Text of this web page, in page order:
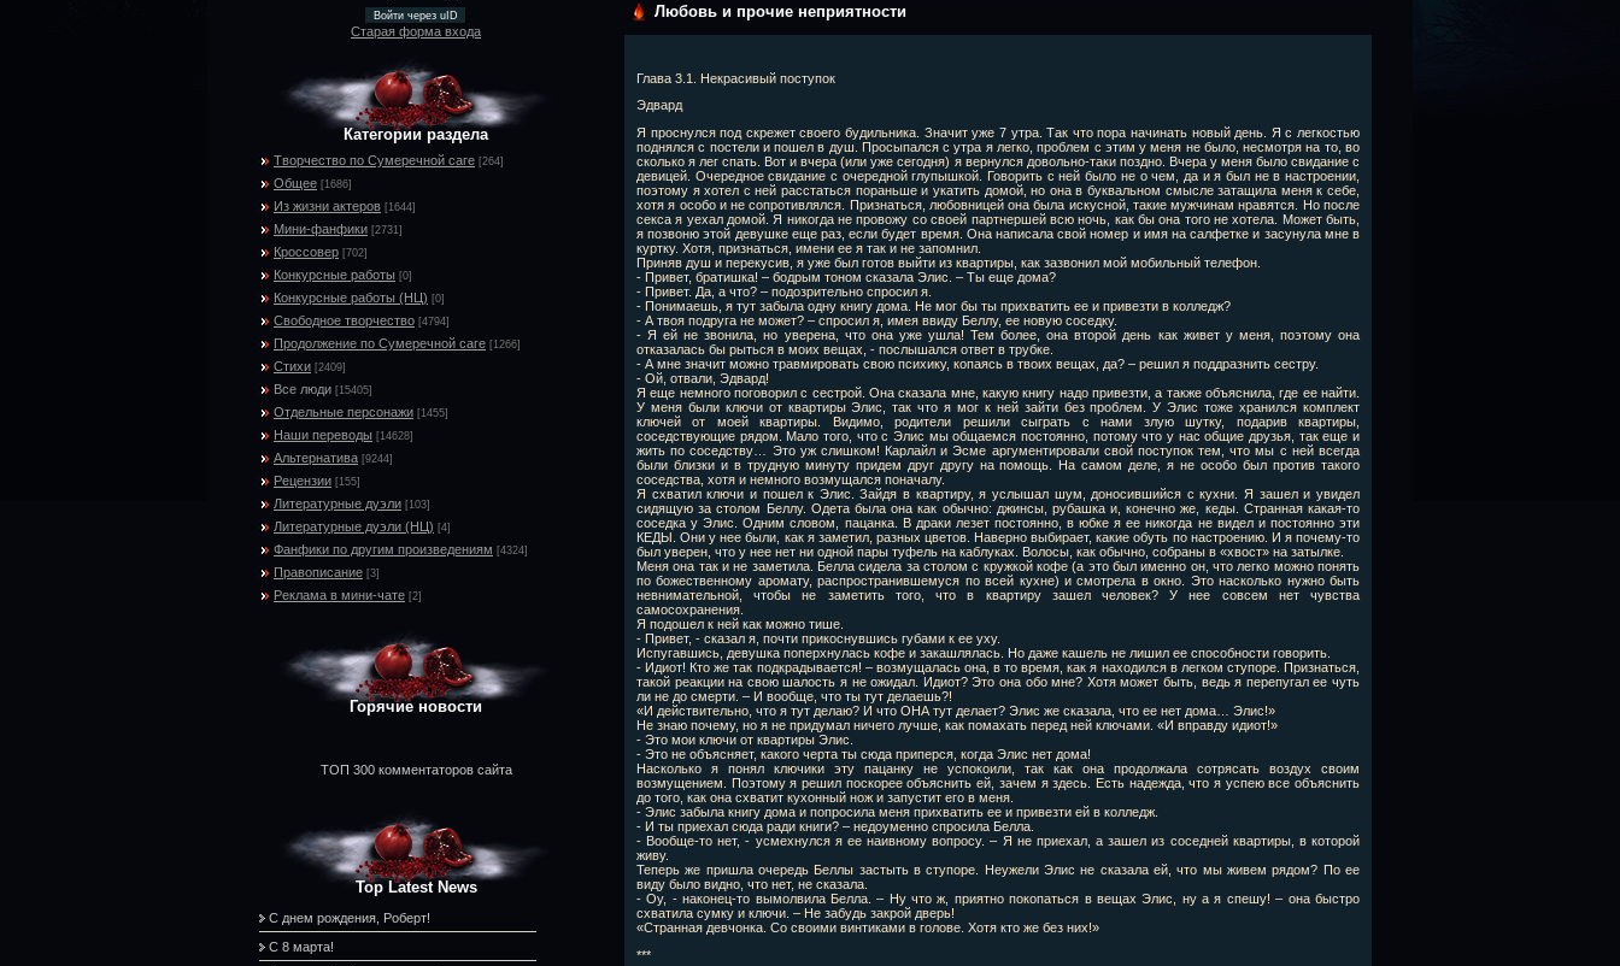
Войти через uID
Старая форма входа
Категории раздела
Творчество по Сумеречной саге [264]
Общее [1686]
Из жизни актеров [1644]
Мини-фанфики [2731]
Кроссовер [702]
Конкурсные работы [0]
Конкурсные работы (НЦ) [0]
Свободное творчество [4794]
Продолжение по Сумеречной саге [1266]
Стихи [2409]
Все люди [15405]
Отдельные персонажи [1455]
Наши переводы [14628]
Альтернатива [9244]
Рецензии [155]
Литературные дуэли [103]
Литературные дуэли (НЦ) [4]
Фанфики по другим произведениям [4324]
Правописание [3]
Реклама в мини-чате [2]
Горячие новости
ТОП 300 комментаторов сайта
Top Latest News
С днем рождения, Роберт!
С 8 марта!
Любовь и прочие неприятности
Глава 3.1. Некрасивый поступок
Эдвард
Я проснулся под скрежет своего будильника. Значит уже 7 утра. Так что пора начинать новый день. Я с легкостью
поднялся с постели и пошел в душ. Просыпался с утра я легко, проблем с этим у меня не было, несмотря на то, во
сколько я лег спать. Вот и вчера (или уже сегодня) я вернулся довольно-таки поздно. Вчера у меня было свидание с
девицей. Очередное свидание с очередной глупышкой. Говорить с ней было не о чем, да и я был не в настроении,
поэтому я хотел с ней расстаться пораньше и укатить домой, но она в буквальном смысле затащила меня к себе,
хотя я особо и не сопротивлялся. Признаться, любовницей она была искусной, такие мужчинам нравятся. Но после
секса я уехал домой. Я никогда не провожу со своей партнершей всю ночь, как бы она того не хотела. Может быть,
я позвоню этой девушке еще раз, если будет время. Она написала свой номер и имя на салфетке и засунула мне в
куртку. Хотя, признаться, имени ее я так и не запомнил.
Приняв душ и перекусив, я уже был готов выйти из квартиры, как зазвонил мой мобильный телефон.
- Привет, братишка! – бодрым тоном сказала Элис. – Ты еще дома?
- Привет. Да, а что? – подозрительно спросил я.
- Понимаешь, я тут забыла одну книгу дома. Не мог бы ты прихватить ее и привезти в колледж?
- А твоя подруга не может? – спросил я, имея ввиду Беллу, ее новую соседку.
- Я ей не звонила, но уверена, что она уже ушла! Тем более, она второй день как живет у меня, поэтому она
отказалась бы рыться в моих вещах, - послышался ответ в трубке.
- А мне значит можно травмировать свою психику, копаясь в твоих вещах, да? – решил я поддразнить сестру.
- Ой, отвали, Эдвард!
Я еще немного поговорил с сестрой. Она сказала мне, какую книгу надо привезти, а также объяснила, где ее найти.
У меня были ключи от квартиры Элис, так что я мог к ней зайти без проблем. У Элис тоже хранился комплект
ключей от моей квартиры. Видимо, родители решили сыграть с нами злую шутку, подарив квартиры,
соседствующие рядом. Мало того, что с Элис мы общаемся постоянно, потому что у нас общие друзья, так еще и
жить по соседству… Это уж слишком! Карлайл и Эсме аргументировали свой поступок тем, что мы с ней всегда
были близки и в трудную минуту придем друг другу на помощь. На самом деле, я не особо был против такого
соседства, хотя и немного возмущался поначалу.
Я схватил ключи и пошел к Элис. Зайдя в квартиру, я услышал шум, доносившийся с кухни. Я зашел и увидел
сидящую за столом Беллу. Одета была она как обычно: джинсы, рубашка и, конечно же, кеды. Странная какая-то
соседка у Элис. Одним словом, пацанка. В драки лезет постоянно, в юбке я ее никогда не видел и постоянно эти
КЕДЫ. Они у нее были, как я заметил, разных цветов. Наверно выбирает, какие обуть по настроению. И я почему-то
был уверен, что у нее нет ни одной пары туфель на каблуках. Волосы, как обычно, собраны в «хвост» на затылке.
Меня она так и не заметила. Белла сидела за столом с кружкой кофе (а это был именно он, что легко можно понять
по божественному аромату, распространившемуся по всей кухне) и смотрела в окно. Это насколько нужно быть
невнимательной, чтобы не заметить того, что в квартиру зашел человек? У нее совсем нет чувства
самосохранения.
Я подошел к ней как можно тише.
- Привет, - сказал я, почти прикоснувшись губами к ее уху.
Испугавшись, девушка поперхнулась кофе и закашлялась. Но даже кашель не лишил ее способности говорить.
- Идиот! Кто же так подкрадывается! – возмущалась она, в то время, как я находился в легком ступоре. Признаться,
такой реакции на свою шалость я не ожидал. Идиот? Это она обо мне? Хотя может быть, ведь я перепугал ее чуть
ли не до смерти. – И вообще, что ты тут делаешь?!
«И действительно, что я тут делаю? И что ОНА тут делает? Элис же сказала, что ее нет дома… Элис!»
Не знаю почему, но я не придумал ничего лучше, как помахать перед ней ключами. «И вправду идиот!»
- Это мои ключи от квартиры Элис.
- Это не объясняет, какого черта ты сюда приперся, когда Элис нет дома!
Насколько я понял ключики эту пацанку не успокоили, так как она продолжала сотрясать воздух своим
возмущением. Поэтому я решил поскорее объяснить ей, зачем я здесь. Есть надежда, что я успею все объяснить
до того, как она схватит кухонный нож и запустит его в меня.
- Элис забыла книгу дома и попросила меня прихватить ее и привезти ей в колледж.
- И ты приехал сюда ради книги? – недоуменно спросила Белла.
- Вообще-то нет, - усмехнулся я ее наивному вопросу. – Я не приехал, а зашел из соседней квартиры, в которой
живу.
Теперь же пришла очередь Беллы застыть в ступоре. Неужели Элис не сказала ей, что мы живем рядом? По ее
виду было видно, что нет, не сказала.
- Оу, - наконец-то вымолвила Белла. – Ну что ж, приятно покопаться в вещах Элис, ну а я спешу! – она быстро
схватила сумку и ключи. – Не забудь закрой дверь!
«Странная девчонка. Со своими винтиками в голове. Хотя кто же без них!»
***